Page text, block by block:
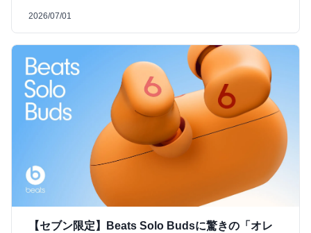
2026/07/01
【セブン限定】Beats Solo Budsに驚きの「オレ